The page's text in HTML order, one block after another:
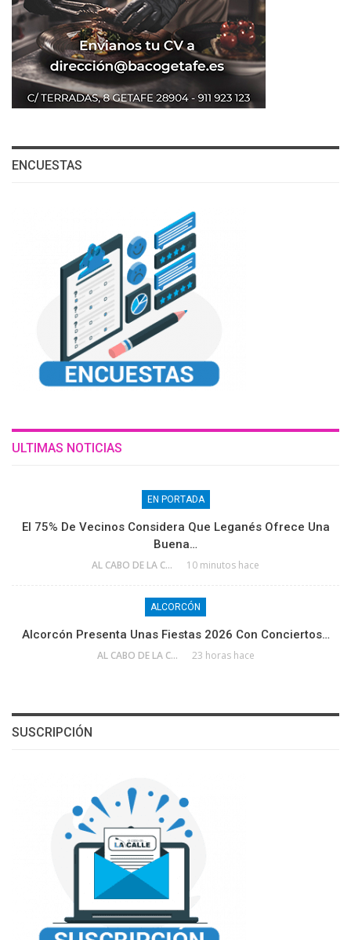
ENCUESTAS
ULTIMAS NOTICIAS
EN PORTADA
El 75% De Vecinos Considera Que Leganés Ofrece Una
Buena…
AL CABO DE LA CALLE 10 minutos hace
ALCORCÓN
Alcorcón Presenta Unas Fiestas 2026 Con Conciertos…
AL CABO DE LA CALLE 23 horas hace
SUSCRIPCIÓN